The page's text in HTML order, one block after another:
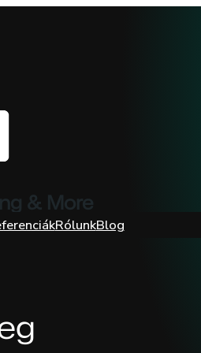
& More
RólunkBlog